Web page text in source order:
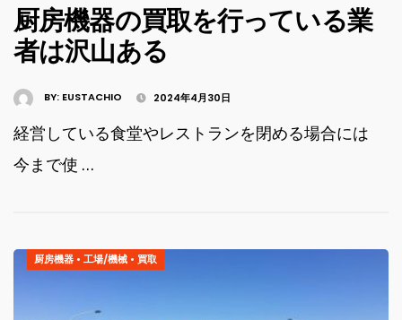
厨房機器の買取を行っている業
者は沢山ある
BY: EUSTACHIO 2024年4月30日
経営している食堂やレストランを閉める場合には
今まで使 …
厨房機器 • 工場/機械 • 買取